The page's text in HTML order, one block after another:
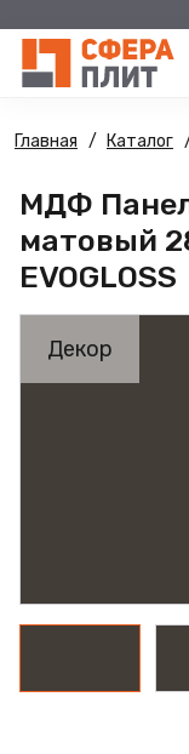
Главная Каталог
МДФ
матовый
EVOGLOSS
Декор